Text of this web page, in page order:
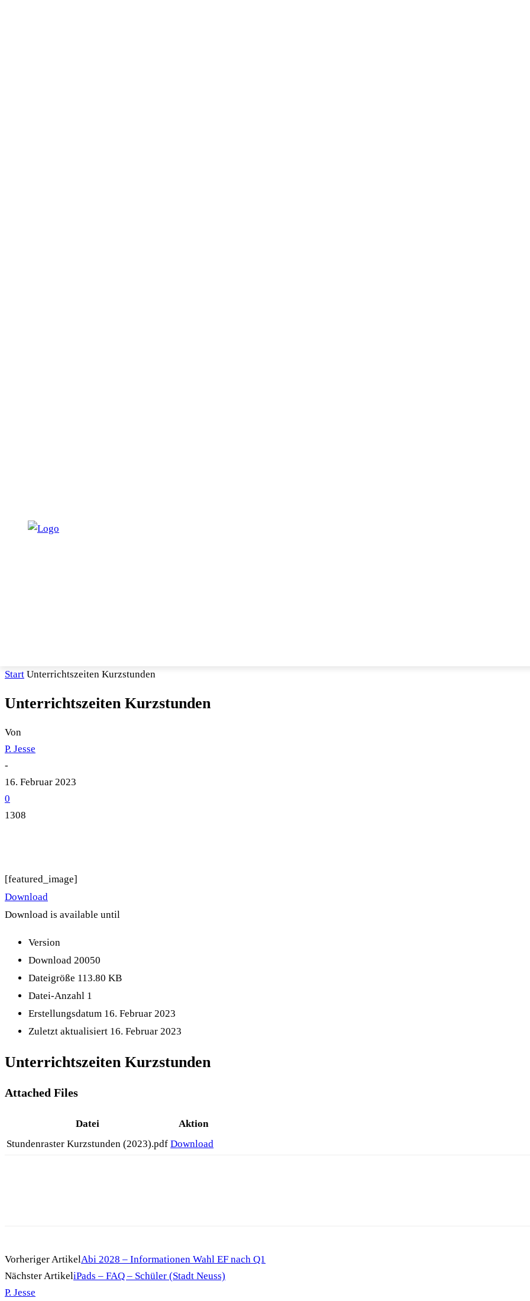
Start Unterrichtszeiten Kurzstunden
Unterrichtszeiten Kurzstunden
Von
P. Jesse
-
16. Februar 2023
0
1308
[featured_image]
Download
Download is available until
Version
Download 20050
Dateigröße 113.80 KB
Datei-Anzahl 1
Erstellungsdatum 16. Februar 2023
Zuletzt aktualisiert 16. Februar 2023
Unterrichtszeiten Kurzstunden
Attached Files
Datei
Aktion
Stundenraster Kurzstunden (2023).pdf Download
Vorheriger ArtikelAbi 2028 – Informationen Wahl EF nach Q1
Nächster ArtikeliPads – FAQ – Schüler (Stadt Neuss)
P. Jesse